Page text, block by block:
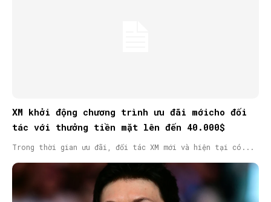
XM khởi động chương trình ưu đãi mớicho đối
tác với thưởng tiền mặt lên đến 40.000$
Trong thời gian ưu đãi, đối tác XM mới và hiện tại có...